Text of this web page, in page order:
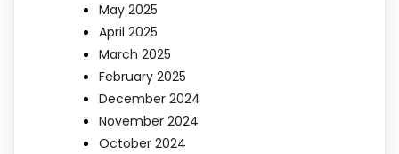
May 2025
April 2025
March 2025
February 2025
December 2024
November 2024
October 2024